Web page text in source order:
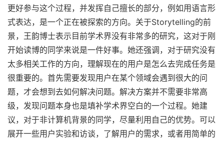
更好参与这个过程，并发挥自己擅长的部分，例如用语言形
式表达，是一个正在被探索的方向。关于Storytelling的前
景，王韵博士表示目前学术界没有非常多的研究，这对于刚
开始读博的同学来说是一件好事。她还强调，对于研究没有
太多相关工作的方向，理解现在的用户是怎么去完成任务是
很重要的。首先需要发现用户在某个领域会遇到很大的问
题，才会想到去如何解决问题。解决方案并不需要非常高
级，发现问题本身也是填补学术界空白的一个过程。她建
议，对于非计算机背景的同学，尽量利用自己的优势。可以
展开一些用户实验和访谈，了解用户的需求，或者用简单的